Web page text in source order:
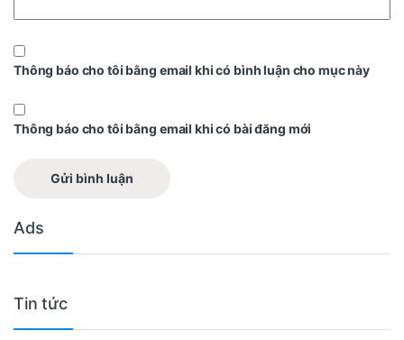
Thông báo cho tôi bằng email khi có bình luận cho mục này
Thông báo cho tôi bằng email khi có bài đăng mới
Ads
Tin tức